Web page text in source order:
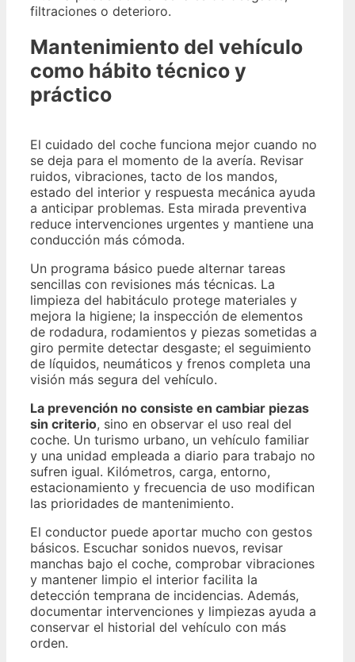
filtraciones o deterioro.
Mantenimiento del vehículo
como hábito técnico y
práctico
El cuidado del coche funciona mejor cuando no
se deja para el momento de la avería. Revisar
ruidos, vibraciones, tacto de los mandos,
estado del interior y respuesta mecánica ayuda
a anticipar problemas. Esta mirada preventiva
reduce intervenciones urgentes y mantiene una
conducción más cómoda.
Un programa básico puede alternar tareas
sencillas con revisiones más técnicas. La
limpieza del habitáculo protege materiales y
mejora la higiene; la inspección de elementos
de rodadura, rodamientos y piezas sometidas a
giro permite detectar desgaste; el seguimiento
de líquidos, neumáticos y frenos completa una
visión más segura del vehículo.
La prevención no consiste en cambiar piezas
sin criterio, sino en observar el uso real del
coche. Un turismo urbano, un vehículo familiar
y una unidad empleada a diario para trabajo no
sufren igual. Kilómetros, carga, entorno,
estacionamiento y frecuencia de uso modifican
las prioridades de mantenimiento.
El conductor puede aportar mucho con gestos
básicos. Escuchar sonidos nuevos, revisar
manchas bajo el coche, comprobar vibraciones
y mantener limpio el interior facilita la
detección temprana de incidencias. Además,
documentar intervenciones y limpiezas ayuda a
conservar el historial del vehículo con más
orden.